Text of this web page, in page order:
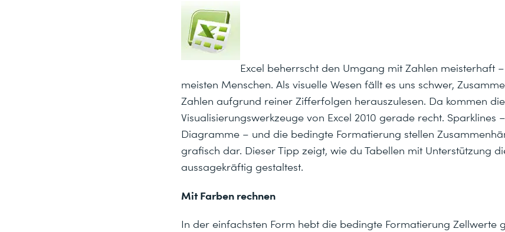
Excel beherrscht den Umgang mit Zahlen meisterhaft
meisten Menschen. Als visuelle Wesen fällt es uns schwer,
Zahlen aufgrund reiner Zifferfolgen herauszulesen. Da kommen die
Visualisierungswerkzeuge von Excel 2010 gerade recht. Sparklines
Diagramme – und die bedingte Formatierung stellen
grafisch dar. Dieser Tipp zeigt, wie du Tabellen mit Unterstützung
aussagekräftig gestaltest.
Mit Farben rechnen
In der einfachsten Form hebt die bedingte Formatierung Zellwerte